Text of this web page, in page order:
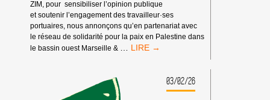
ZIM, pour sensibiliser l’opinion publique
et soutenir l’engagement des travailleur·ses
portuaires, nous annonçons qu’en partenariat avec
le réseau de solidarité pour la paix en Palestine dans
le bassin ouest Marseille & … PROJECTION
PORTUALI03/02/26